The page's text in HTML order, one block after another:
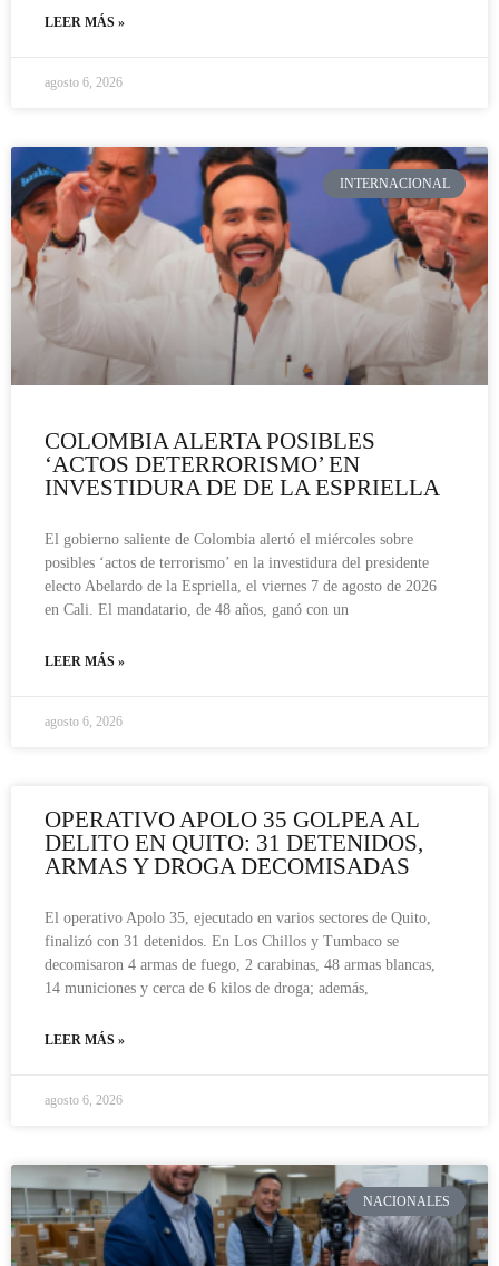
LEER MÁS »
agosto 6, 2026
INTERNACIONAL
COLOMBIA ALERTA POSIBLES
‘ACTOS DETERRORISMO’ EN
INVESTIDURA DE DE LA ESPRIELLA
El gobierno saliente de Colombia alertó el miércoles sobre
posibles ‘actos de terrorismo’ en la investidura del presidente
electo Abelardo de la Espriella, el viernes 7 de agosto de 2026
en Cali. El mandatario, de 48 años, ganó con un
LEER MÁS »
agosto 6, 2026
OPERATIVO APOLO 35 GOLPEA AL
DELITO EN QUITO: 31 DETENIDOS,
ARMAS Y DROGA DECOMISADAS
El operativo Apolo 35, ejecutado en varios sectores de Quito,
finalizó con 31 detenidos. En Los Chillos y Tumbaco se
decomisaron 4 armas de fuego, 2 carabinas, 48 armas blancas,
14 municiones y cerca de 6 kilos de droga; además,
LEER MÁS »
agosto 6, 2026
NACIONALES